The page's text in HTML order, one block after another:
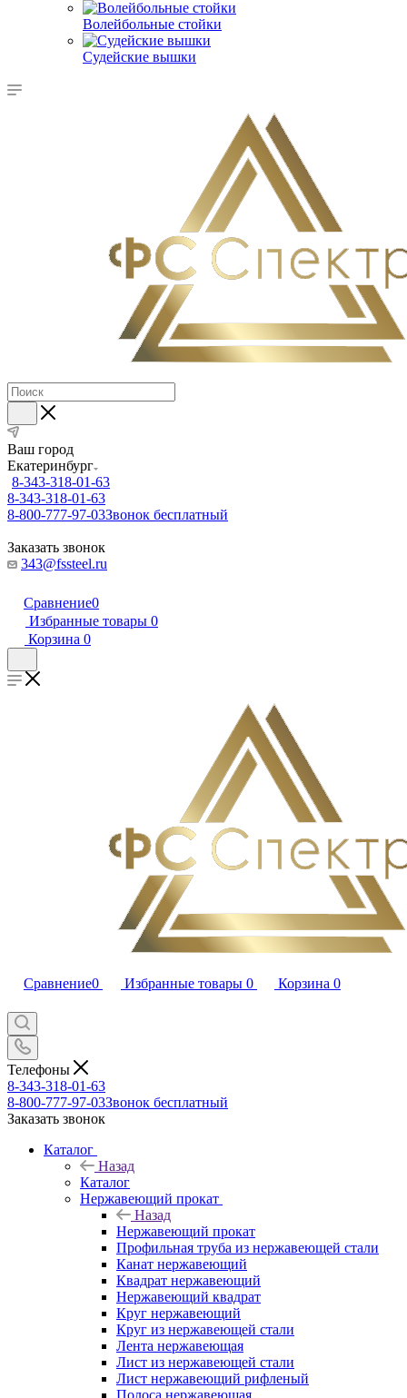
Волейбольные стойки
Судейские вышки
Ваш город
Екатеринбург
8-343-318-01-63
8-343-318-01-63
8-800-777-97-03Звонок бесплатный
Заказать звонок
343@fssteel.ru
Сравнение0
Избранные товары 0
Корзина 0
Сравнение0 Избранные товары 0 Корзина 0
Телефоны
8-343-318-01-63
8-800-777-97-03Звонок бесплатный
Заказать звонок
Каталог
Назад
Каталог
Нержавеющий прокат
Назад
Нержавеющий прокат
Профильная труба из нержавеющей стали
Канат нержавеющий
Квадрат нержавеющий
Нержавеющий квадрат
Круг нержавеющий
Круг из нержавеющей стали
Лента нержавеющая
Лист из нержавеющей стали
Лист нержавеющий рифленый
Полоса нержавеющая